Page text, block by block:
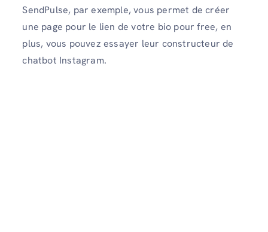
SendPulse, par exemple, vous permet de créer
une page pour le lien de votre bio pour free, en
plus, vous pouvez essayer leur constructeur de
chatbot Instagram.